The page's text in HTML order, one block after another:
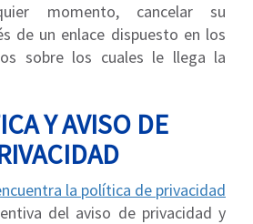
momento, cancelar su
de un enlace dispuesto en los
sobre los cuales le llega la
Y AVISO DE
la política de privacidad
del aviso de privacidad y